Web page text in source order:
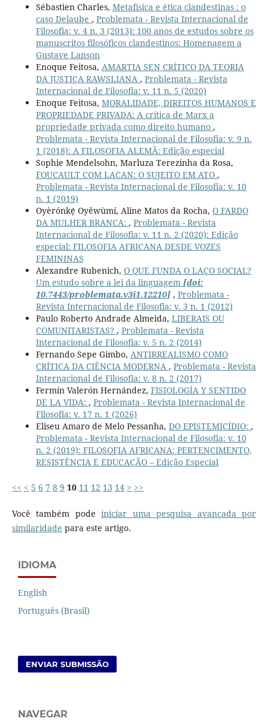
Sébastien Charles, Metafísica e ética clandestinas : o
caso Delaube , Problemata - Revista Internacional de
Filosofia: v. 4 n. 3 (2013): 100 anos de estudos sobre os
manuscritos filosóficos clandestinos: Homenagem a
Gustave Lanson
Enoque Feitosa, AMARTIA SEN CRÍTICO DA TEORIA
DA JUSTIÇA RAWSLIANA , Problemata - Revista
Internacional de Filosofia: v. 11 n. 5 (2020)
Enoque Feitosa, MORALIDADE, DIREITOS HUMANOS E
PROPRIEDADE PRIVADA: A crítica de Marx a
propriedade privada como direito humano ,
Problemata - Revista Internacional de Filosofia: v. 9 n.
1 (2018): A FILOSOFIA ALEMÃ: Edição especial
Sophie Mendelsohn, Marluza Terezinha da Rosa,
FOUCAULT COM LACAN: O SUJEITO EM ATO ,
Problemata - Revista Internacional de Filosofia: v. 10
n. 1 (2019)
Oyèrónkẹ́ Oyěwùmí, Aline Matos da Rocha, O FARDO
DA MULHER BRANCA: , Problemata - Revista
Internacional de Filosofia: v. 11 n. 2 (2020): Edição
especial: FILOSOFIA AFRICANA DESDE VOZES
FEMININAS
Alexandre Rubenich, O QUE FUNDA O LAÇO SOCIAL?
Um estudo sobre a lei da linguagem [doi:
10.7443/problemata.v3i1.12210], Problemata -
Revista Internacional de Filosofia: v. 3 n. 1 (2012)
Paulo Roberto Andrade Almeida, LIBERAIS OU
COMUNITARISTAS? , Problemata - Revista
Internacional de Filosofia: v. 5 n. 2 (2014)
Fernando Sepe Gimbo, ANTIRREALISMO COMO
CRÍTICA DA CIÊNCIA MODERNA , Problemata - Revista
Internacional de Filosofia: v. 8 n. 2 (2017)
Fermín Valerón Hernández, FISIOLOGÍA Y SENTIDO
DE LA VIDA: , Problemata - Revista Internacional de
Filosofia: v. 17 n. 1 (2026)
Eliseu Amaro de Melo Pessanha, DO EPISTEMICÍDIO: ,
Problemata - Revista Internacional de Filosofia: v. 10
n. 2 (2019): FILOSOFIA AFRICANA: PERTENCIMENTO,
RESISTÊNCIA E EDUCAÇÃO – Edição Especial
<< < 5 6 7 8 9 10 11 12 13 14 > >>
Você também podeiniciar uma pesquisa avançada por
similaridade para este artigo.
IDIOMA
English
Português (Brasil)
ENVIAR SUBMISSÃO
NAVEGAR